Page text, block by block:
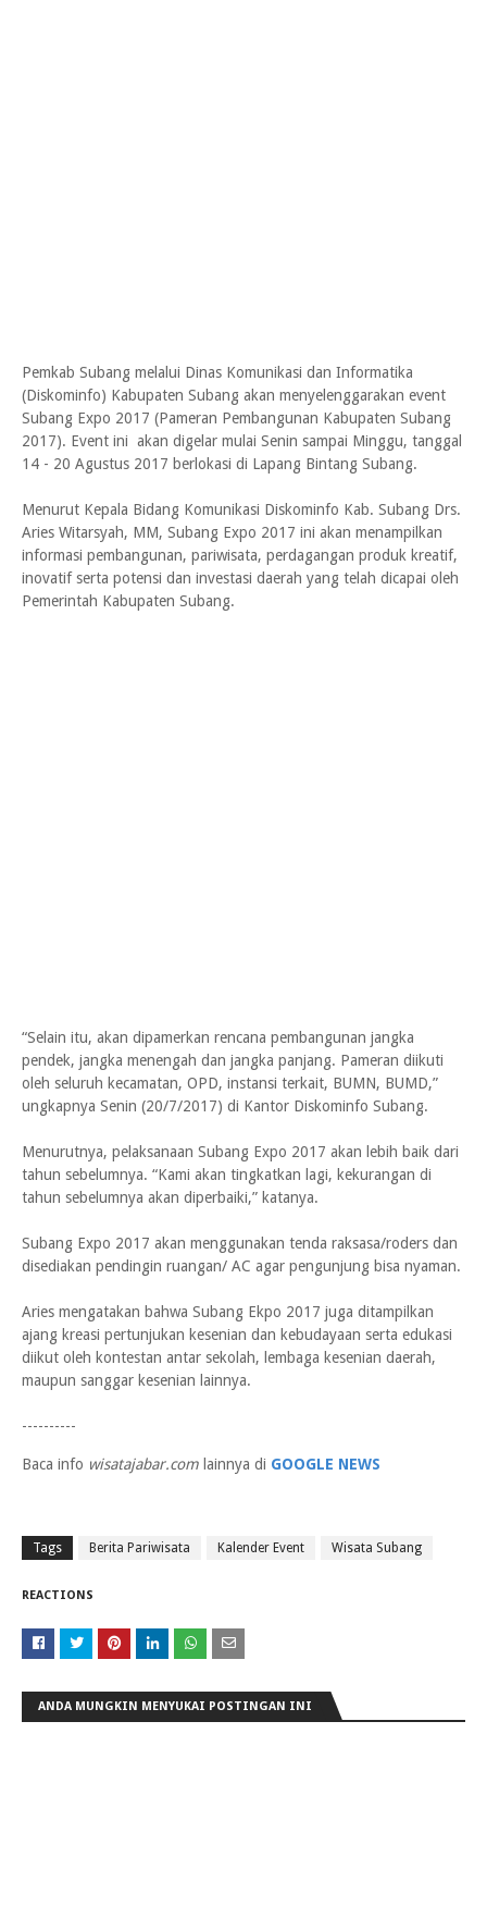
Pemkab Subang melalui Dinas Komunikasi dan Informatika
(Diskominfo) Kabupaten Subang akan menyelenggarakan event
Subang Expo 2017 (Pameran Pembangunan Kabupaten Subang
2017). Event ini akan digelar mulai Senin sampai Minggu, tanggal
14 - 20 Agustus 2017 berlokasi di Lapang Bintang Subang.
Menurut Kepala Bidang Komunikasi Diskominfo Kab. Subang Drs.
Aries Witarsyah, MM, Subang Expo 2017 ini akan menampilkan
informasi pembangunan, pariwisata, perdagangan produk kreatif,
inovatif serta potensi dan investasi daerah yang telah dicapai oleh
Pemerintah Kabupaten Subang.
“Selain itu, akan dipamerkan rencana pembangunan jangka
pendek, jangka menengah dan jangka panjang. Pameran diikuti
oleh seluruh kecamatan, OPD, instansi terkait, BUMN, BUMD,”
ungkapnya Senin (20/7/2017) di Kantor Diskominfo Subang.
Menurutnya, pelaksanaan Subang Expo 2017 akan lebih baik dari
tahun sebelumnya. “Kami akan tingkatkan lagi, kekurangan di
tahun sebelumnya akan diperbaiki,” katanya.
Subang Expo 2017 akan menggunakan tenda raksasa/roders dan
disediakan pendingin ruangan/ AC agar pengunjung bisa nyaman.
Aries mengatakan bahwa Subang Ekpo 2017 juga ditampilkan
ajang kreasi pertunjukan kesenian dan kebudayaan serta edukasi
diikut oleh kontestan antar sekolah, lembaga kesenian daerah,
maupun sanggar kesenian lainnya.
----------
Baca info wisatajabar.com lainnya di GOOGLE NEWS
Tags Berita Pariwisata Kalender Event Wisata Subang
REACTIONS
ANDA MUNGKIN MENYUKAI POSTINGAN INI